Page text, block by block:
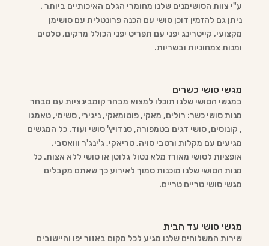
ע"י צוות הסושימנים שלנו מחומרי הגלם האיכותיים ביותר .
ניתן גם להזמין דוכן סושי עם הכנה פרונטלית עם סושימן
מקצועי, קייטרינג יפני עם תפריט יפני הכולל מרקים, סלטים
ומנות צמחוניות ובשריות.
מגשי סושי כשרים
במגשי הסושי שלנו תוכלו למצוא מבחר קומבינציות עם מבחר
מנות סושי כשר: רולים, מאקי, פוטומאקי, ניגירי, סשימי, טאמגו
, קונוסים, סושי דגים בטמפורה, סנדויץ' סושי ועוד. כל המגשים
מגיעים עם מקלות ורטבי סויה, טריאקי, ג'ינג'ר ווואסבי.
אופציות לסושי מאורז מלא נטול גלוטן או סושי ללא אצות. כל
מנות הסושי שלנו מוכנות סמוך לאירוע כך שאתם מקבלים
מגשי סושי טריים טריים.
מגשי סושי עד הבית
שירות המשלוחים שלנו מגיע לכל מקום באזור יפו והיישובים